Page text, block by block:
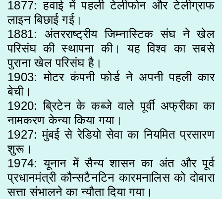
1877: हवाई में पहली टेलीफोन और टेलीग्राफ
लाइन बिछाई गई।
1881: अंतरराष्ट्रीय जिम्नास्टिक संघ ने खेल
परिसंघ की स्थापना की। यह विश्व का सबसे
पुराना खेल परिसंघ है।
1903: मोटर कंपनी फोर्ड ने अपनी पहली कार
बेची।
1920: ब्रिटेन के कब्जे वाले पूर्वी अफ्रीका का
नामकरण केन्या किया गया।
1927: मुंबई से रेडियो सेवा का नियमित प्रसारण
शुरू।
1974: यूनान में सैन्य शासन का अंत और पूर्व
प्रधानमंत्री कौन्सटैनटिन कारमनालिस को दोबारा
सत्ता संभालने का न्यौता दिया गया।